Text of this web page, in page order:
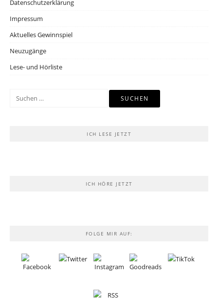
Datenschutzerklärung
Impressum
Aktuelles Gewinnspiel
Neuzugänge
Lese- und Hörliste
Suchen
ICH LESE JETZT
ICH HÖRE JETZT
FOLGE MIR AUF: